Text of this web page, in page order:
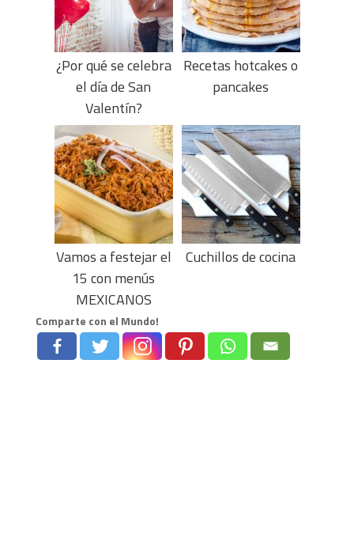
¿Por qué se celebra
el día de San
Valentín?
Recetas hotcakes o
pancakes
Vamos a festejar el
15 con menús
MEXICANOS
Cuchillos de cocina
Comparte con el Mundo!